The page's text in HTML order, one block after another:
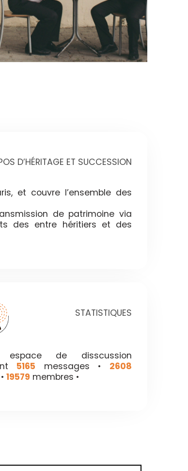
D’HÉRITAGE ET SUCCESSION
et couvre l’ensemble des
de patrimoine via
des entre héritiers et des
STATISTIQUES
espace de disscussion
5165 messages • 2608
19579 membres •